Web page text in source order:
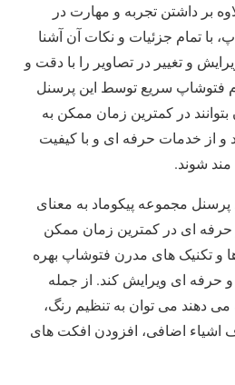
بر داشتن تجربه و مهارت در
با تمام جزئیات و نکات آن آشنا
و تغییر در تصاویر را با دقت و
فتوشاپ سریع توسط این پرسنل
در کمترین زمان ممکن به
و از خدمات حرفه ای و با کیفیت
مند شوند.
مجموعه پیکوماد به معنای
حرفه ای در کمترین زمان ممکن
و تکنیک های مدرن فتوشاپ بهره
و حرفه ای ویرایش کند. از جمله
می دهند می توان به تنظیم رنگ،
اشیاء اضافی، افزودن افکت های